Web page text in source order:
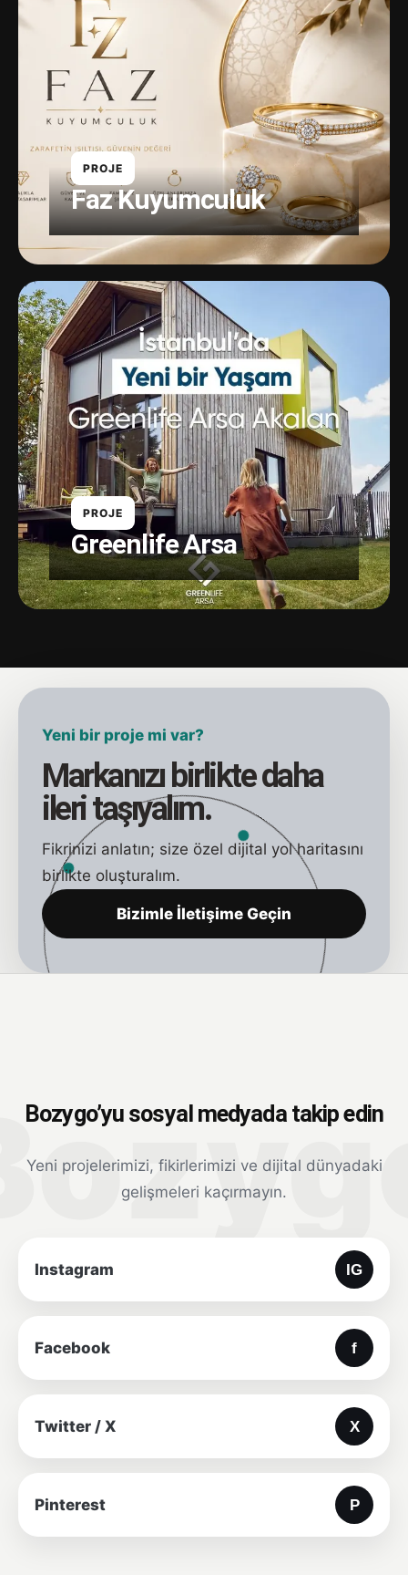
PROJE
Faz Kuyumculuk
PROJE
Greenlife Arsa
Yeni bir proje mi var?
Markanızı birlikte daha
ileri taşıyalım.
Fikrinizi anlatın; size özel dijital yol haritasını
birlikte oluşturalım.
Bizimle İletişime Geçin
Bozygo’yu sosyal medyada takip edin
Yeni projelerimizi, fikirlerimizi ve dijital dünyadaki
gelişmeleri kaçırmayın.
Instagram
Facebook
Twitter / X
Pinterest